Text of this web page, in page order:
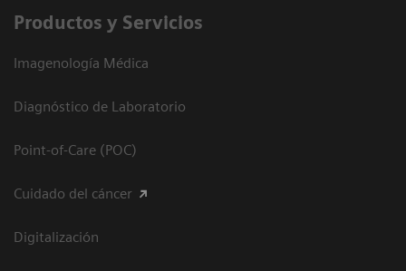
Productos y Servicios
Imagenología Médica
Diagnóstico de Laboratorio
Point-of-Care (POC)
Cuidado del cáncer
Digitalización